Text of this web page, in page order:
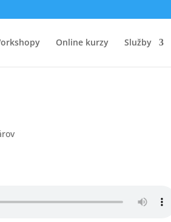
Online kurzy Služby